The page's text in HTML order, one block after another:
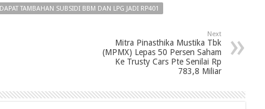
TAMBAHAN SUBSIDI BBM DAN LPG JADI RP401
Next
Mitra Pinasthika Mustika Tbk
(MPMX) Lepas 50 Persen Saham
Ke Trusty Cars Pte Senilai Rp
783,8 Miliar